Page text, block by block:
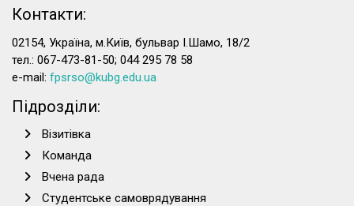
Контакти:
02154, Україна, м.Київ, бульвар І.Шамо, 18/2
тел.: 067-473-81-50; 044 295 78 58
e-mail: fpsrso@kubg.edu.ua
Підрозділи:
Візитівка
Команда
Вчена рада
Студентське самоврядування